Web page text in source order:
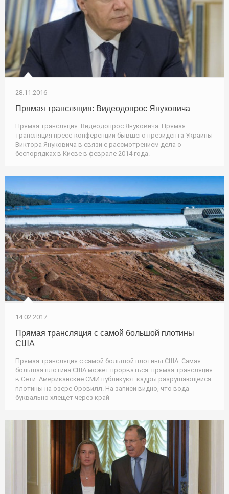
28.11.2016
Прямая трансляция: Видеодопрос Януковича
Прямая трансляция: Видеодопрос Януковича. Прямая
трансляция пресс-конференции бывшего президента Украины
Виктора Януковича в связи с рассмотрением дела о
беспорядках в Киеве в феврале 2014 года.
14.02.2017
Прямая трансляция с самой большой плотины
США
Прямая трансляция с самой большой плотины США. Самая
большая плотина США может прорваться: прямая трансляция
в Сети. Американские СМИ публикуют кадры разрушающейся
плотины на озере Оровилл. На записи видно, что вода
буквально хлещет через край